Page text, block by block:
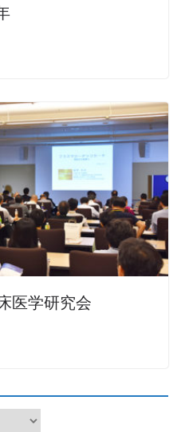
医学研究会